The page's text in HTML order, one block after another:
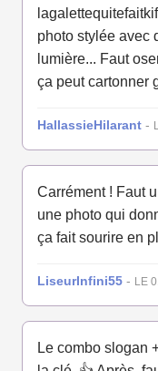
photo stylée avec
lumière... Faut
ça peut cartonner
HallassieHilarant -
Carrément ! Faut
une photo qui
ça fait sourire en
LiseurInfini55 - LE
Le combo slogan